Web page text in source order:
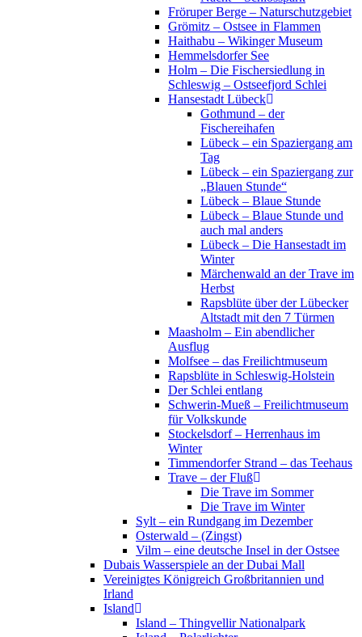
Fröruper Berge – Naturschutzgebiet
Grömitz – Ostsee in Flammen
Haithabu – Wikinger Museum
Hemmelsdorfer See
Holm – Die Fischersiedlung in
Schleswig – Ostseefjord Schlei
Hansestadt Lübeck
Gothmund – der
Fischereihafen
Lübeck – ein Spaziergang am
Tag
Lübeck – ein Spaziergang zur
„Blauen Stunde“
Lübeck – Blaue Stunde
Lübeck – Blaue Stunde und
auch mal anders
Lübeck – Die Hansestadt im
Winter
Märchenwald an der Trave im
Herbst
Rapsblüte über der Lübecker
Altstadt mit den 7 Türmen
Maasholm – Ein abendlicher
Ausflug
Molfsee – das Freilichtmuseum
Rapsblüte in Schleswig-Holstein
Der Schlei entlang
Schwerin-Mueß – Freilichtmuseum
für Volkskunde
Stockelsdorf – Herrenhaus im
Winter
Timmendorfer Strand – das Teehaus
Trave – der Fluß
Die Trave im Sommer
Die Trave im Winter
Sylt – ein Rundgang im Dezember
Osterwald – (Zingst)
Vilm – eine deutsche Insel in der Ostsee
Dubais Wasserspiele an der Dubai Mall
Vereinigtes Königreich Großbritannien und
Irland
Island
Island – Thingvellir Nationalpark